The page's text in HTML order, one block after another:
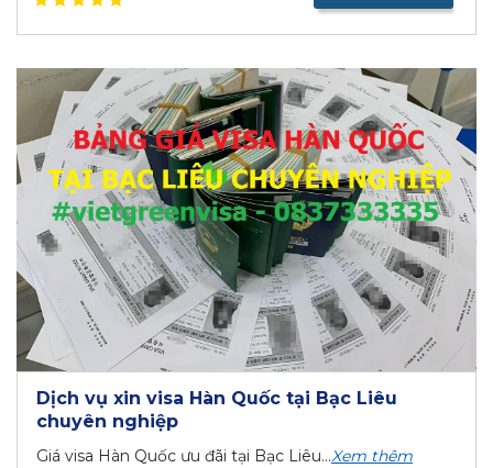
Dịch vụ xin visa Hàn Quốc tại Bạc Liêu
chuyên nghiệp
Giá visa Hàn Quốc ưu đãi tại Bạc Liêu...Xem thêm